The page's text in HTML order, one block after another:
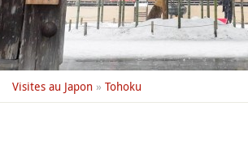
Visites au Japon » Tohoku